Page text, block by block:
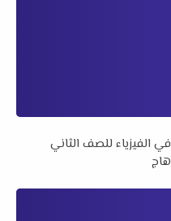
الفيزياء للصف الثاني